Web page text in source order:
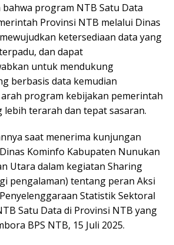
program NTB Satu Data
Provinsi NTB melalui Dinas
ketersediaan data yang
dan dapat
untuk mendukung
berbasis data kemudian
program kebijakan pemerintah
lebih terarah dan tepat sasaran.
saat menerima kunjungan
Kominfo Kabupaten Nunukan
Utara dalam kegiatan Sharing
pengalaman) tentang peran Aksi
Statistik Sektoral
Satu Data di Provinsi NTB yang
BPS NTB, 15 Juli 2025.